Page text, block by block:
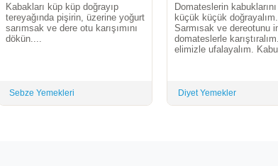
Kabakları küp küp doğrayıp
tereyağında pişirin, üzerine yoğurt
sarımsak ve dere otu karışımını
dökün....
Sebze Yemekleri
Domateslerin
küçük küçük doğrayalım.
Sarmısak ve dereotunu
domateslerle
elimizle ufalayalım.
Diyet Yemekler